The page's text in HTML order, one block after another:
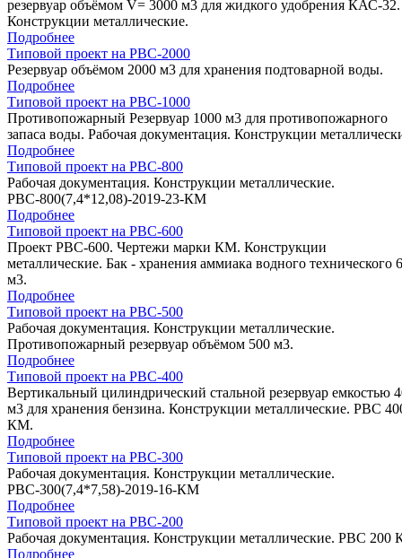
резервуар объёмом V= 3000 м3 для жидкого удобрения КАС-32.
Конструкции металлические.
Подробнее
Типовой проект на РВС-2000
Резервуар объёмом 2000 м3 для хранения подтоварной воды.
Подробнее
Типовой проект на РВС-1000
Противопожарный Резервуар 1000 м3 для противопожарного
запаса воды. Рабочая документация. Конструкции
Подробнее
Типовой проект на РВС-800
Рабочая документация. Конструкции металлические.
РВС-800(7,4*12,08)-2019-23-КМ
Подробнее
Типовой проект на РВС-600
Проект РВС-600. Чертежи марки КМ. Конструкции
металлические. Бак - хранения аммиака водного технического
м3.
Подробнее
Типовой проект на РВС-500
Рабочая документация. Конструкции металлические.
Противопожарный резервуар объёмом 500 м3.
Подробнее
Типовой проект на РВС-400
Вертикальный цилиндрический стальной резервуар емкостью
м3 для хранения бензина. Конструкции металлические. РВС
КМ.
Подробнее
Типовой проект на РВС-300
Рабочая документация. Конструкции металлические.
РВС-300(7,4*7,58)-2019-16-КМ
Подробнее
Типовой проект на РВС-200
Рабочая документация. Конструкции металлические. РВС 200
Подробнее